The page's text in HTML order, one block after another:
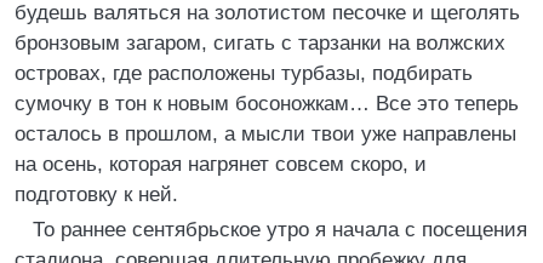
будешь валяться на золотистом песочке и щеголять
бронзовым загаром, сигать с тарзанки на волжских
островах, где расположены турбазы, подбирать
сумочку в тон к новым босоножкам… Все это теперь
осталось в прошлом, а мысли твои уже направлены
на осень, которая нагрянет совсем скоро, и
подготовку к ней.
То раннее сентябрьское утро я начала с посещения